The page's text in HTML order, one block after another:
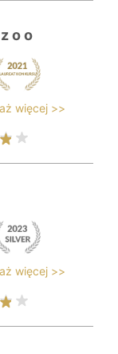
o o
więcej >>
więcej >>